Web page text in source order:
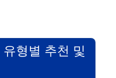
형별 추천 및